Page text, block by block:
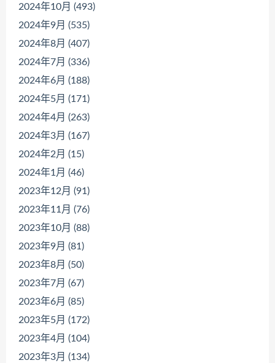
2024年10月 (493)
2024年9月 (535)
2024年8月 (407)
2024年7月 (336)
2024年6月 (188)
2024年5月 (171)
2024年4月 (263)
2024年3月 (167)
2024年2月 (15)
2024年1月 (46)
2023年12月 (91)
2023年11月 (76)
2023年10月 (88)
2023年9月 (81)
2023年8月 (50)
2023年7月 (67)
2023年6月 (85)
2023年5月 (172)
2023年4月 (104)
2023年3月 (134)